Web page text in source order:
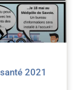
2021